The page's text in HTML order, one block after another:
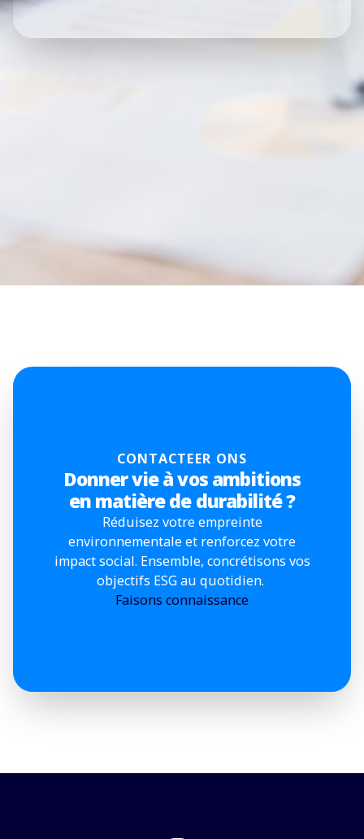
CONTACTEER ONS
Donner vie à vos ambitions
en matière de durabilité ?
Réduisez votre empreinte
environnementale et renforcez votre
impact social. Ensemble, concrétisons vos
objectifs ESG au quotidien.
Faisons connaissance